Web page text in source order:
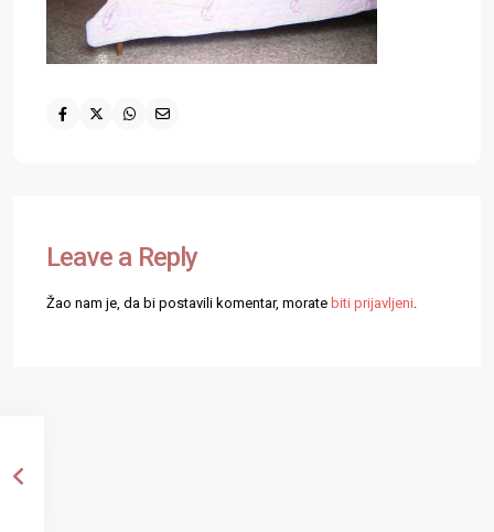
Leave a Reply
Žao nam je, da bi postavili komentar, morate biti prijavljeni.